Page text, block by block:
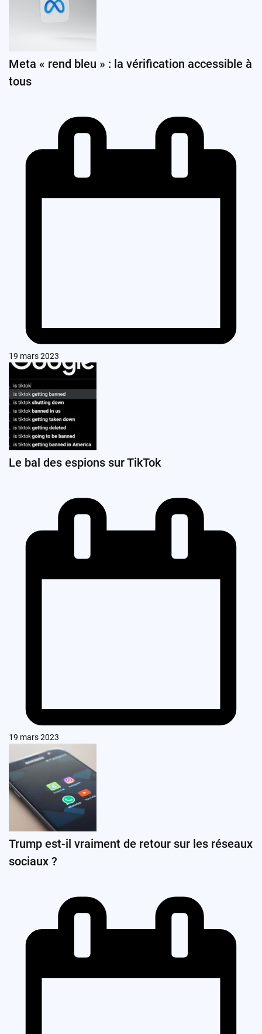
Meta « rend bleu » : la vérification accessible à
tous
19 mars 2023
Le bal des espions sur TikTok
19 mars 2023
Trump est-il vraiment de retour sur les réseaux
sociaux ?